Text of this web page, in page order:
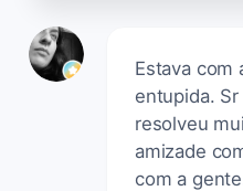
Estava com
entupida.
resolveu
amizade
com a